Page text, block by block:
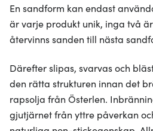
En sandform kan endast
är varje produkt unik, inga två
återvinns sanden till nästa
Därefter slipas, svarvas och
den rätta strukturen innan det
rapsolja från Österlen.
gjutjärnet från yttre påverkan